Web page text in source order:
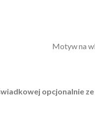
Motyw na
opcjonalnie